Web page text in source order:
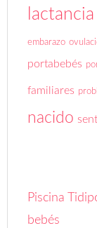
embarazo
portabebés
familiares
nacido
Piscina
bebés